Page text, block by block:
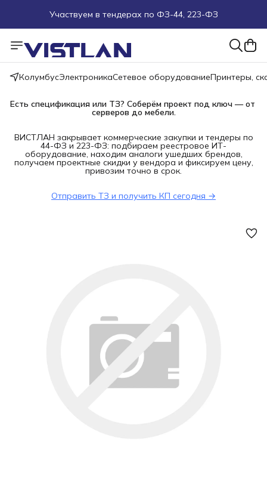
Участвуем в тендерах по ФЗ-44, 223-ФЗ
КолумбусЭлектроникаСетевое оборудованиеПринтеры,
Есть спецификация или ТЗ? Соберём проект под ключ — от
серверов до мебели.
ВИСТЛАН закрывает коммерческие закупки и тендеры по
44-ФЗ и 223-ФЗ: подбираем реестровое ИТ-
оборудование, находим аналоги ушедших брендов,
получаем проектные скидки у вендора и фиксируем цену,
привозим точно в срок.
Отправить ТЗ и получить КП сегодня →